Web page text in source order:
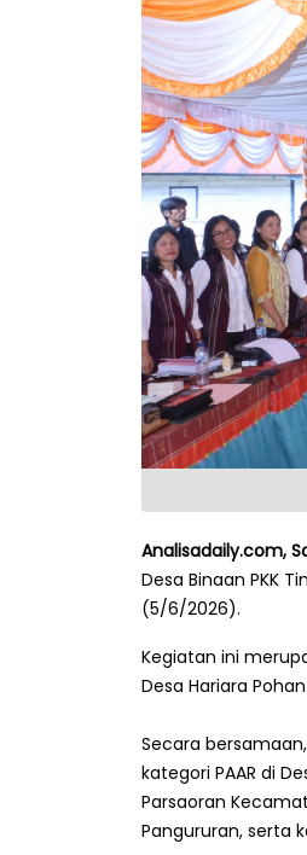
Analisadaily.com,
Desa Binaan PKK
(5/6/2026).
Kegiatan ini
Desa Hariara
Secara
kategori PAAR di
Parsaoran
Pangururan, serta